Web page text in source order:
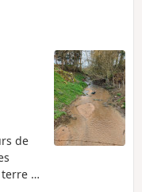
de
et